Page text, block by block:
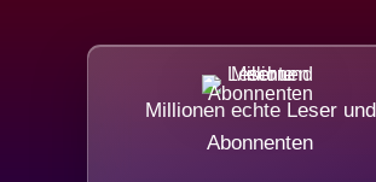
Millionen echte Leser und
Abonnenten